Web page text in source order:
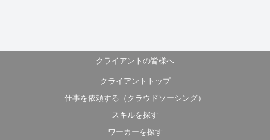
クライアントの皆様へ
クライアントトップ
仕事を依頼する（クラウドソーシング）
スキルを探す
ワーカーを探す